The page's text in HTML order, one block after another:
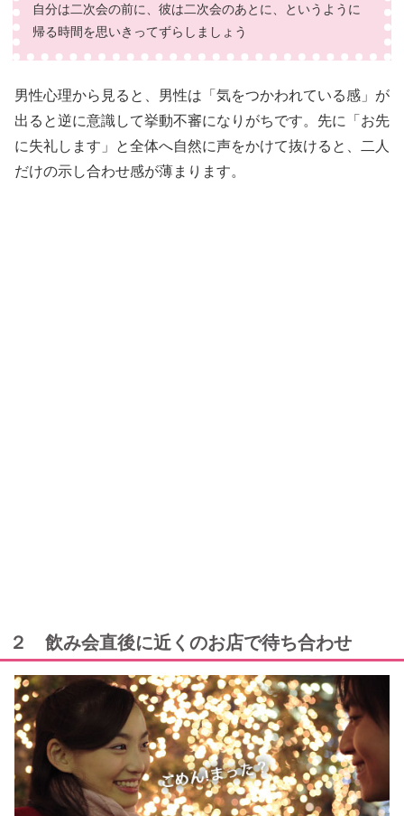
自分は二次会の前に、彼は二次会のあとに、というように
帰る時間を思いきってずらしましょう
男性心理から見ると、男性は「気をつかわれている感」が
出ると逆に意識して挙動不審になりがちです。先に「お先
に失礼します」と全体へ自然に声をかけて抜けると、二人
だけの示し合わせ感が薄まります。
２ 飲み会直後に近くのお店で待ち合わせ